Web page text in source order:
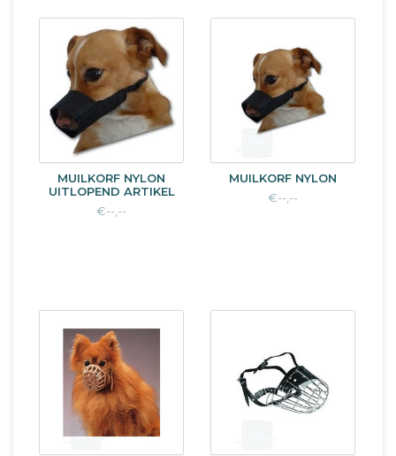
MUILKORF NYLON
UITLOPEND ARTIKEL
€--,--
MUILKORF NYLON
€--,--